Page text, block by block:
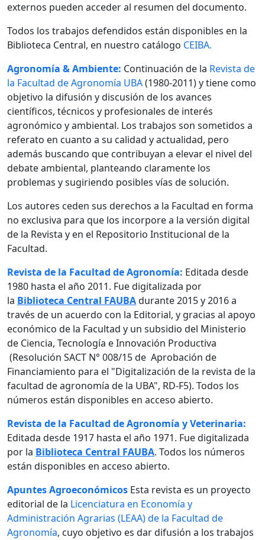
externos pueden acceder al resumen del documento.
Todos los trabajos defendidos están disponibles en la
Biblioteca Central, en nuestro catálogo CEIBA.
Agronomía & Ambiente: Continuación de la Revista de
la Facultad de Agronomía UBA(1980-2011) y tiene como
objetivo la difusión y discusión de los avances
científicos, técnicos y profesionales de interés
agronómico y ambiental. Los trabajos son sometidos a
referato en cuanto a su calidad y actualidad, pero
además buscando que contribuyan a elevar el nivel del
debate ambiental, planteando claramente los
problemas y sugiriendo posibles vías de solución.
Los autores ceden sus derechos a la Facultad en forma
no exclusiva para que los incorpore a la versión digital
de la Revista y en el Repositorio Institucional de la
Facultad.
Revista de la Facultad de Agronomía: Editada desde
1980 hasta el año 2011. Fue digitalizada por
la Biblioteca Central FAUBAdurante 2015 y 2016 a
través de un acuerdo con la Editorial, y gracias al apoyo
económico de la Facultad y un subsidio del Ministerio
de Ciencia, Tecnología e Innovación Productiva
(Resolución SACT N° 008/15 de Aprobación de
Financiamiento para el "Digitalización de la revista de la
facultad de agronomía de la UBA", RD-F5). Todos los
números están disponibles en acceso abierto.
Revista de la Facultad de Agronomía y Veterinaria:
Editada desde 1917 hasta el año 1971. Fue digitalizada
por la Biblioteca Central FAUBA. Todos los números
están disponibles en acceso abierto.
Apuntes Agroeconómicos Esta revista es un proyecto
editorial de la Licenciatura en Economía y
Administración Agrarias (LEAA) de la Facultad de
Agronomía, cuyo objetivo es dar difusión a los trabajos